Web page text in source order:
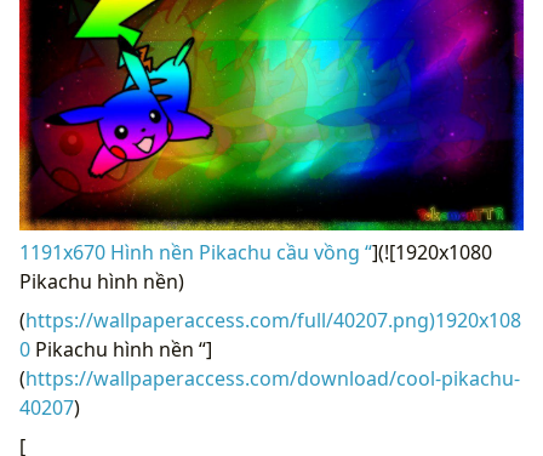
1191x670 Hình nền Pikachu cầu vồng “](![1920x1080
Pikachu hình nền)
(https://wallpaperaccess.com/full/40207.png)1920x108
0 Pikachu hình nền “]
(https://wallpaperaccess.com/download/cool-pikachu-
40207)
[